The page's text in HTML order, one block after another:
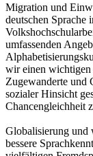
Migration und
deutschen Sprache
umfassenden
wir einen
Zugewanderte und
sozialer Hinsicht
Chancengleichheit
Globalisierung und
bessere